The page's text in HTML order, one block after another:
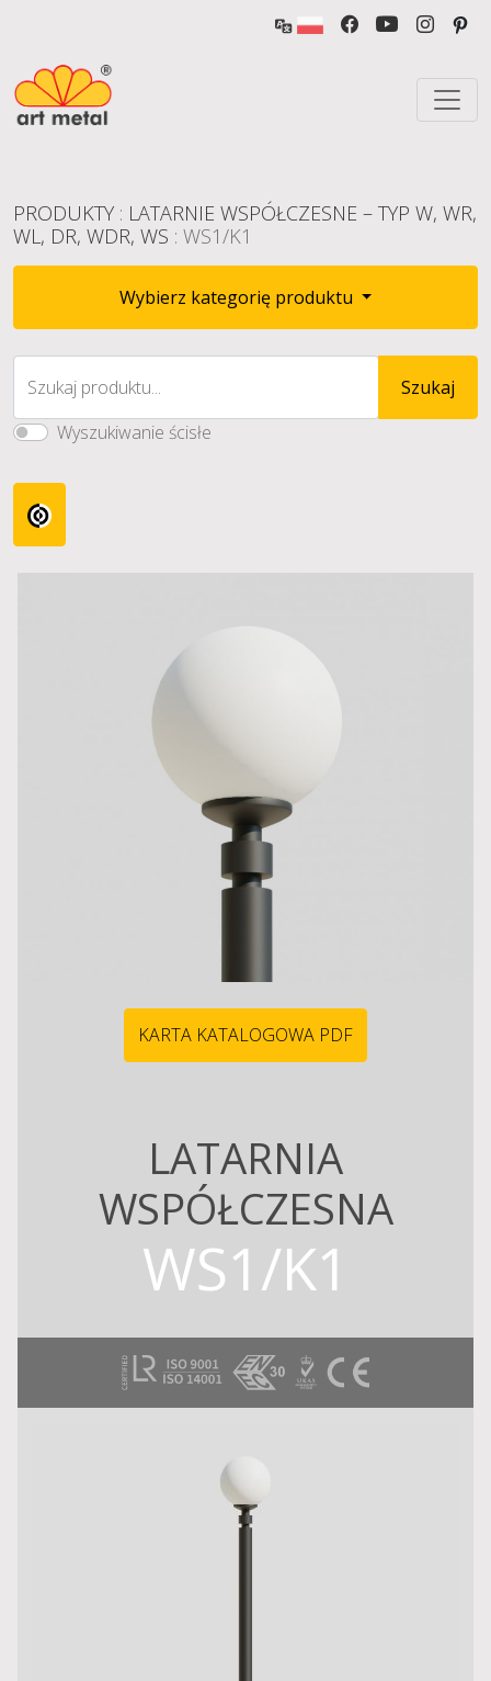
PRODUKTY : LATARNIE WSPÓŁCZESNE – TYP W, WR,
WL, DR, WDR, WS : WS1/K1
Wybierz kategorię produktu
Szukaj produktu...
Szukaj
Wyszukiwanie ścisłe
KARTA KATALOGOWA PDF
LATARNIA
WSPÓŁCZESNA
WS1/K1